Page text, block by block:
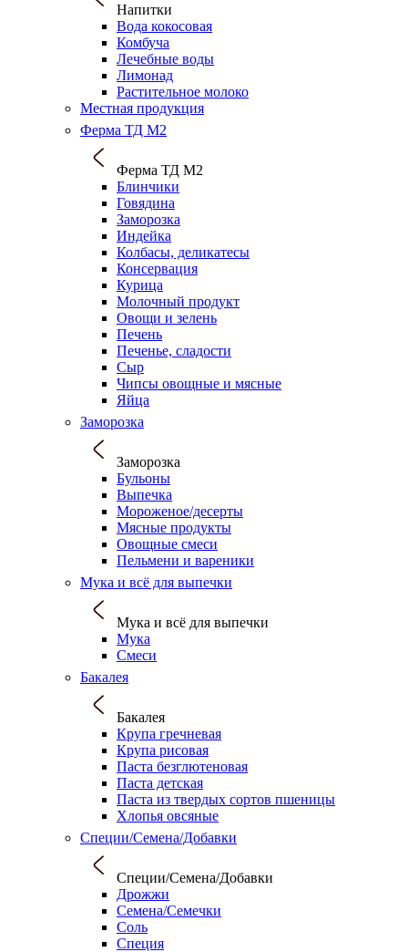
Напитки
Вода кокосовая
Комбуча
Лечебные воды
Лимонад
Растительное молоко
Местная продукция
Ферма ТД М2
Ферма ТД М2
Блинчики
Говядина
Заморозка
Индейка
Колбасы, деликатесы
Консервация
Курица
Молочный продукт
Овощи и зелень
Печень
Печенье, сладости
Сыр
Чипсы овощные и мясные
Яйца
Заморозка
Заморозка
Бульоны
Выпечка
Мороженое/десерты
Мясные продукты
Овощные смеси
Пельмени и вареники
Мука и всё для выпечки
Мука и всё для выпечки
Мука
Смеси
Бакалея
Бакалея
Крупа гречневая
Крупа рисовая
Паста безглютеновая
Паста детская
Паста из твердых сортов пшеницы
Хлопья овсяные
Специи/Семена/Добавки
Специи/Семена/Добавки
Дрожжи
Семена/Семечки
Соль
Специя